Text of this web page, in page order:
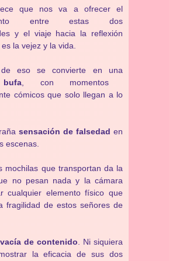
que nos va a ofrecer el
entre estas dos
y el viaje hacia la reflexión
la vejez y la vida.
eso se convierte en una
, con momentos
cómicos que solo llegan a lo
sensación de falsedad en
escenas.
mochilas que transportan da la
no pesan nada y la cámara
cualquier elemento físico que
fragilidad de estos señores de
vacía de contenido . Ni siquiera
la eficacia de sus dos